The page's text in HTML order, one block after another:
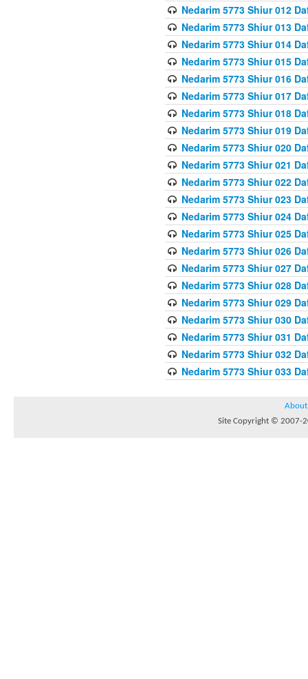
Nedarim 5773 Shiur 012
Nedarim 5773 Shiur 013
Nedarim 5773 Shiur 014
Nedarim 5773 Shiur 015
Nedarim 5773 Shiur 016
Nedarim 5773 Shiur 017
Nedarim 5773 Shiur 018
Nedarim 5773 Shiur 019
Nedarim 5773 Shiur 020
Nedarim 5773 Shiur 021
Nedarim 5773 Shiur 022
Nedarim 5773 Shiur 023
Nedarim 5773 Shiur 024
Nedarim 5773 Shiur 025
Nedarim 5773 Shiur 026
Nedarim 5773 Shiur 027
Nedarim 5773 Shiur 028
Nedarim 5773 Shiur 029
Nedarim 5773 Shiur 030
Nedarim 5773 Shiur 031
Nedarim 5773 Shiur 032
Nedarim 5773 Shiur 033
About
Site Copyright © 2007-